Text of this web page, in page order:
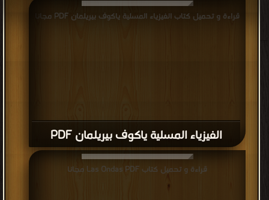
الفيزياء المسلية ياكوف بيريلمان PDF
قراءة و تحميل كتاب الفيزياء المسلية ياكوف بيريلمان PDF مجانا
قراءة و تحميل كتاب Las Ondas PDF مجانا